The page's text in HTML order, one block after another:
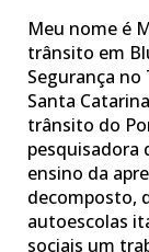
Meu nome é
trânsito em
Segurança
Santa
trânsito do
pesquisadora
ensino da
decomposto,
autoescolas
sociais um